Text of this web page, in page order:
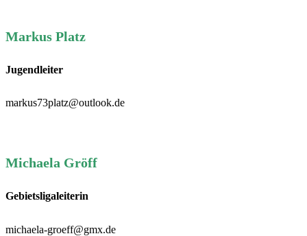
Markus Platz
Jugendleiter
markus73platz@outlook.de
Michaela Gröff
Gebietsligaleiterin
michaela-groeff@gmx.de